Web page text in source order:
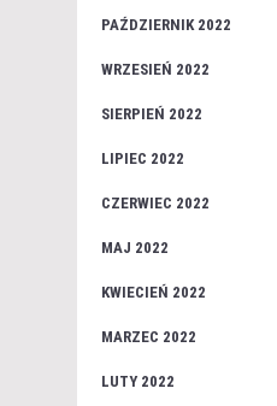
PAŹDZIERNIK 2022
WRZESIEŃ 2022
SIERPIEŃ 2022
LIPIEC 2022
CZERWIEC 2022
MAJ 2022
KWIECIEŃ 2022
MARZEC 2022
LUTY 2022